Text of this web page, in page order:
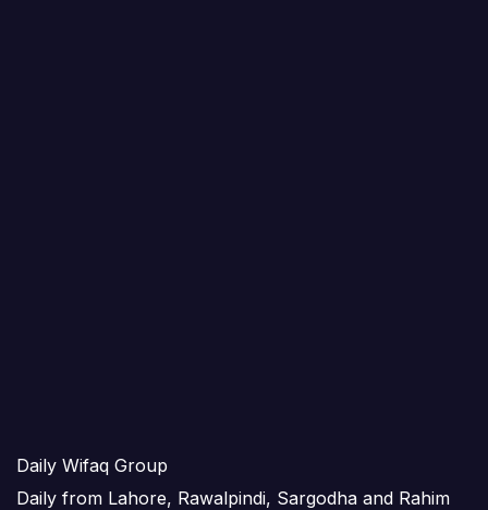
Daily Wifaq Group
Daily from Lahore, Rawalpindi, Sargodha and Rahim